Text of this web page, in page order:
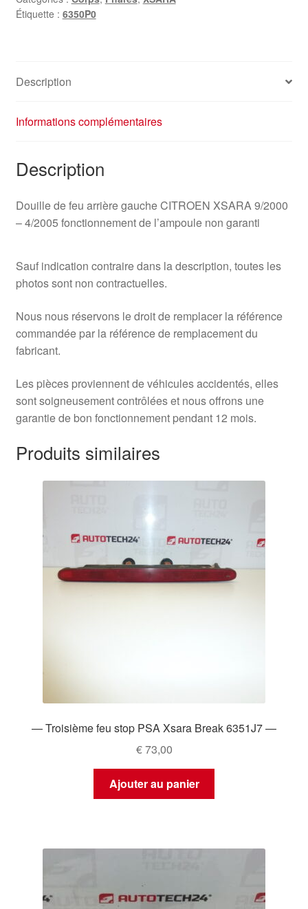
Étiquette : 6350P0
Description
Informations complémentaires
Description
Douille de feu arrière gauche CITROEN XSARA 9/2000
– 4/2005 fonctionnement de l’ampoule non garanti
Sauf indication contraire dans la description, toutes les
photos sont non contractuelles.
Nous nous réservons le droit de remplacer la référence
commandée par la référence de remplacement du
fabricant.
Les pièces proviennent de véhicules accidentés, elles
sont soigneusement contrôlées et nous offrons une
garantie de bon fonctionnement pendant 12 mois.
Produits similaires
— Troisième feu stop PSA Xsara Break 6351J7 —
€73,00
Ajouter au panier